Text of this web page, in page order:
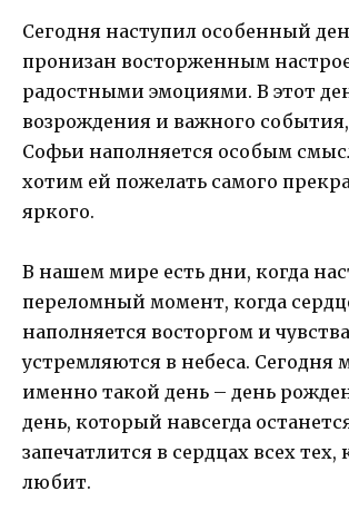
Сегодня наступил особенный
пронизан восторженным
радостными эмоциями. В этот
возрождения и важного
Софьи наполняется особым
хотим ей пожелать самого
яркого.
В нашем мире есть дни, когда
переломный момент, когда
наполняется восторгом и чувства
устремляются в небеса. Сегодня
именно такой день – день
день, который навсегда
запечатлится в сердцах всех тех,
любит.